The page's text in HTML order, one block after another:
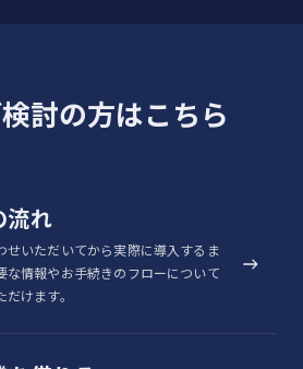
討の方はこちら
流れ
せいただいてから実際に導入するま
な情報やお手続きのフローについて
けます。